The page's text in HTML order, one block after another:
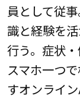
員として従
識と経験を
行う。症状
スマホ一つ
すオンライ